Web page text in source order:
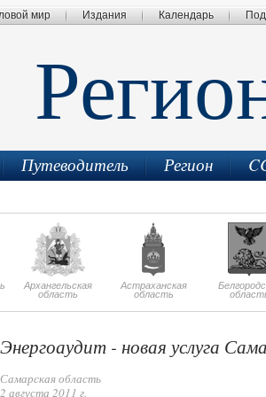
мир Издания Календарь
Путеводитель Регион
Архангельская
область
Астраханская
область
Энергоаудит - новая услуга
Самарская область
2 августа 2011 г.